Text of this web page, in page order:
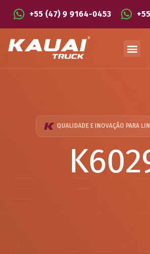
+55 (47) 9 9164-0453
QUALIDADE E INOVAÇÃO PARA